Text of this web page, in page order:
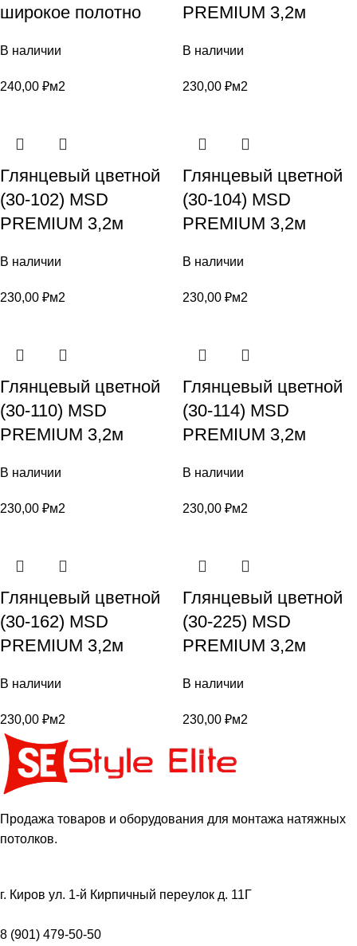
широкое полотно
В наличии
240,00 ₽м2
PREMIUM 3,2м
В наличии
230,00 ₽м2
Глянцевый цветной
(30-102) MSD
PREMIUM 3,2м
В наличии
230,00 ₽м2
Глянцевый цветной
(30-104) MSD
PREMIUM 3,2м
В наличии
230,00 ₽м2
Глянцевый цветной
(30-110) MSD
PREMIUM 3,2м
В наличии
230,00 ₽м2
Глянцевый цветной
(30-114) MSD
PREMIUM 3,2м
В наличии
230,00 ₽м2
Глянцевый цветной
(30-162) MSD
PREMIUM 3,2м
В наличии
230,00 ₽м2
Глянцевый цветной
(30-225) MSD
PREMIUM 3,2м
В наличии
230,00 ₽м2
Продажа товаров и оборудования для монтажа натяжных
потолков.
г. Киров ул. 1-й Кирпичный переулок д. 11Г
8 (901) 479-50-50